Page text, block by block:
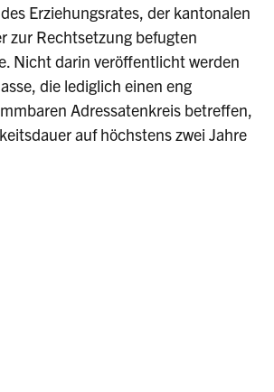
Erziehungsrates, der kantonalen
zur Rechtsetzung befugten
Nicht darin veröffentlicht werden
die lediglich einen eng
Adressatenkreis betreffen,
auf höchstens zwei Jahre